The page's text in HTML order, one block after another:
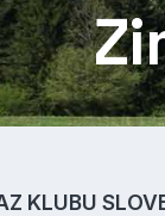
KLUBU